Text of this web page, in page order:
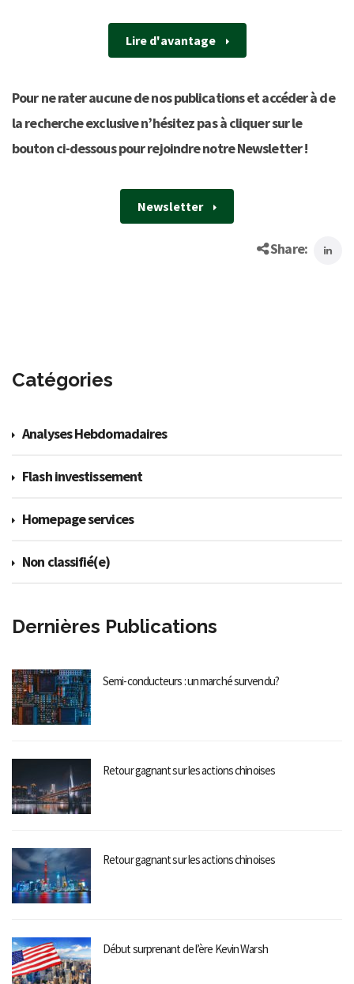
Lire d'avantage
Pour ne rater aucune de nos publications et accéder à de
la recherche exclusive n’hésitez pas à cliquer sur le
bouton ci-dessous pour rejoindre notre Newsletter !
Newsletter
Share:
Catégories
Analyses Hebdomadaires
Flash investissement
Homepage services
Non classifié(e)
Dernières Publications
Semi-conducteurs : un marché survendu?
Retour gagnant sur les actions chinoises
Retour gagnant sur les actions chinoises
Début surprenant de l’ère Kevin Warsh